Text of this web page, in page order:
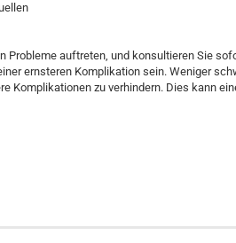
Probleme auftreten, und konsultieren Sie
ernsteren Komplikation sein. Weniger
Komplikationen zu verhindern. Dies kann